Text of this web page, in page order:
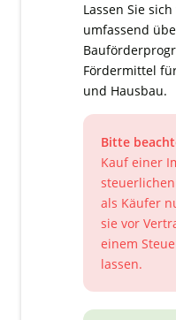
Lassen Sie
umfassend
Fördermittel
und Hausbau.
Bitte
Kauf einer
als Käufer
sie vor
einem
lassen.